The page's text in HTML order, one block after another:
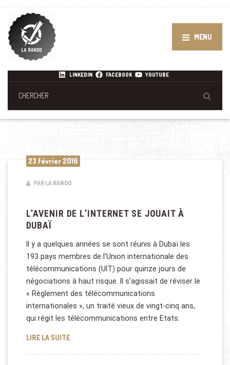
MENU
LINKEDIN FACEBOOK YOUTUBE
23 février 2016
PAR LA RANDO
L’AVENIR DE L’INTERNET SE JOUAIT À
DUBAÏ
Il y a quelques années se sont réunis à Dubaï les
193 pays membres de l’Union internationale des
télécommunications (UIT) pour quinze jours de
négociations à haut risque. Il s’agissait de réviser le
« Règlement des télécommunications
internationales », un traité vieux de vingt-cinq ans,
qui régit les télécommunications entre Etats.
LIRE LA SUITEL’AVENIR DE L’INTERNET SE JOUAIT À DUBAÏ